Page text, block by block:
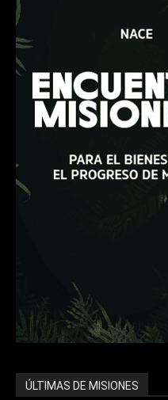
ÚLTIMAS DE MISIONES